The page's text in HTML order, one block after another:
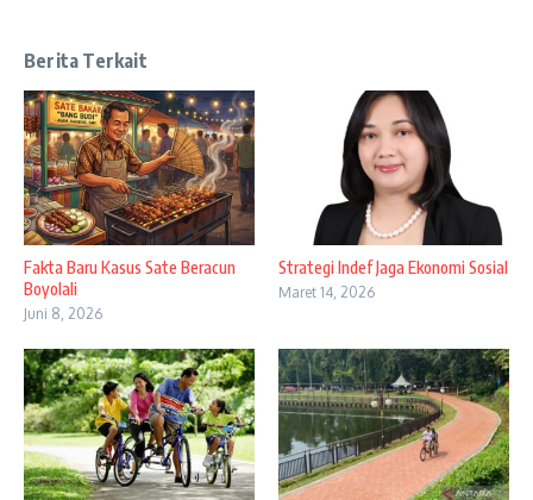
Berita Terkait
Fakta Baru Kasus Sate Beracun
Boyolali
Juni 8, 2026
Strategi Indef Jaga Ekonomi Sosial
Maret 14, 2026